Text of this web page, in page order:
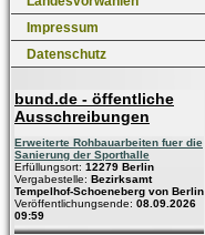
Impressum
Datenschutz
bund.de - öffentliche
Ausschreibungen
Erweiterte Rohbauarbeiten fuer die
Sanierung der Sporthalle
Erfüllungsort: 12279 Berlin
Vergabestelle: Bezirksamt
Tempelhof-Schoeneberg von Berlin
Veröffentlichungsende: 08.09.2026
09:59